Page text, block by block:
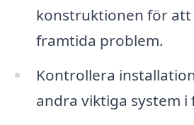
konstruktionen för
framtida problem.
Kontrollera installation
andra viktiga system i